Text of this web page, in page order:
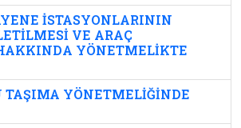
İSTASYONLARININ
VE ARAÇ
YÖNETMELİKTE
TAŞIMA YÖNETMELİĞİNDE